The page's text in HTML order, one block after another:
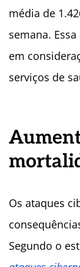
média de
semana.
em
serviços de
Os ataques
Segundo o